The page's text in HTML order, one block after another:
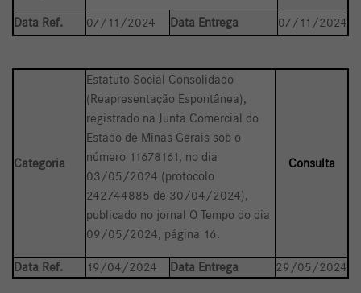
Data Ref. 07/11/2024 Data Entrega 07/11/2024
Categoria
Estatuto Social Consolidado
(Reapresentação Espontânea),
registrado na Junta Comercial do
Estado de Minas Gerais sob o
número 11678161, no dia
03/05/2024 (protocolo
242744885 de 30/04/2024),
publicado no jornal O Tempo do dia
09/05/2024, página 16.
Consulta
Data Ref. 19/04/2024 Data Entrega 29/05/2024